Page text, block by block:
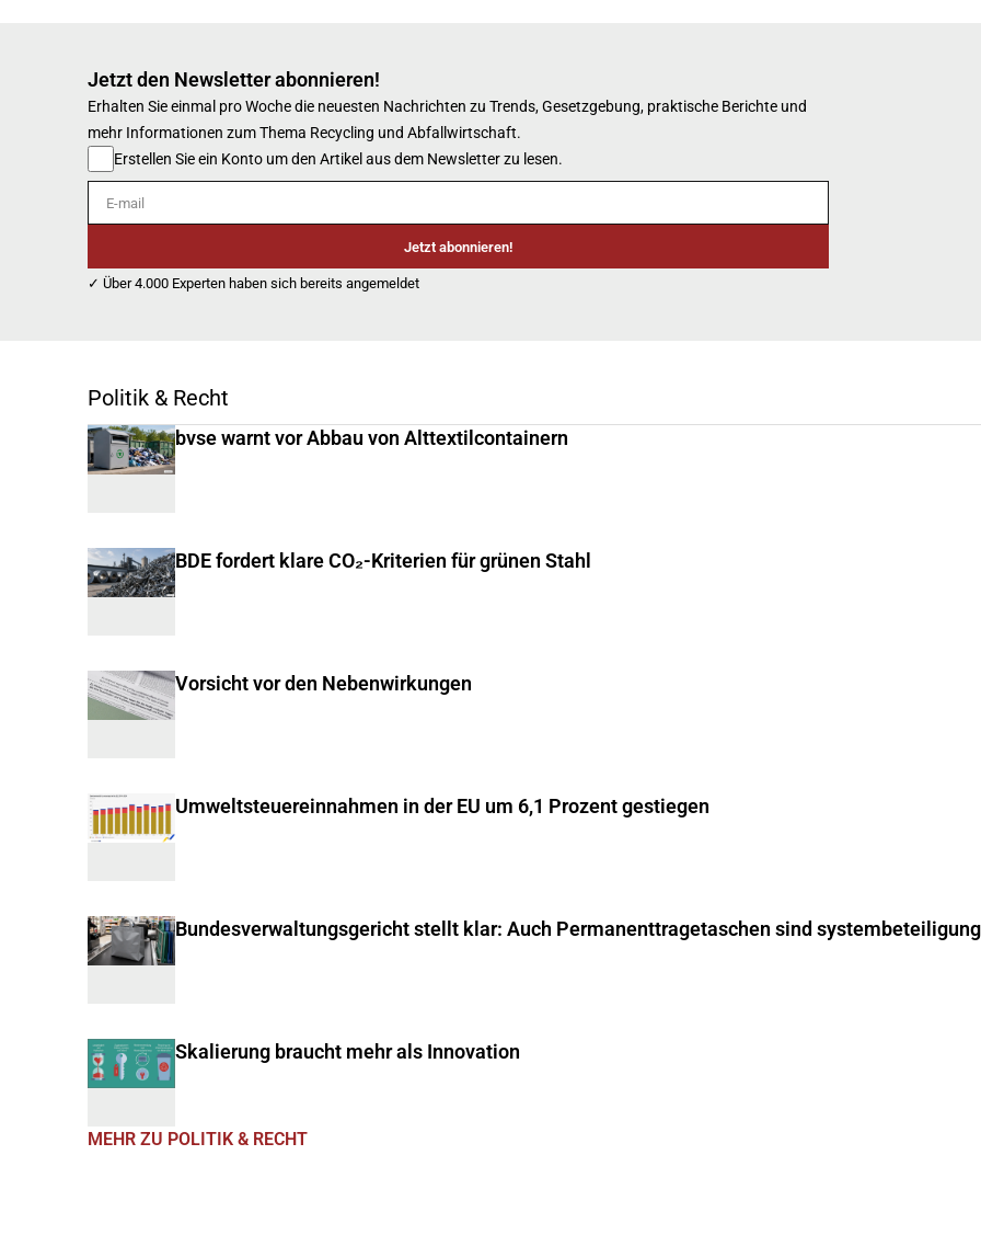
Jetzt den Newsletter abonnieren!
Erhalten Sie einmal pro Woche die neuesten Nachrichten zu Trends, Gesetzgebung, praktische Berichte und
mehr Informationen zum Thema Recycling und Abfallwirtschaft.
Erstellen Sie ein Konto um den Artikel aus dem Newsletter zu lesen.
E-mail
Jetzt abonnieren!
✓ Über 4.000 Experten haben sich bereits angemeldet
Politik & Recht
bvse warnt vor Abbau von Alttextilcontainern
BDE fordert klare CO₂-Kriterien für grünen Stahl
Vorsicht vor den Nebenwirkungen
Umweltsteuereinnahmen in der EU um 6,1 Prozent gestiegen
Bundesverwaltungsgericht stellt klar: Auch Permanenttragetaschen sind
Skalierung braucht mehr als Innovation
MEHR ZU POLITIK & RECHT